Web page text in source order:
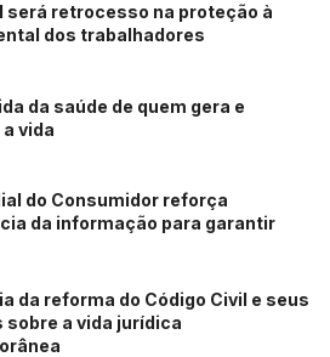
será retrocesso na proteção à
dos trabalhadores
da saúde de quem gera e
vida
do Consumidor reforça
da informação para garantir
da reforma do Código Civil e seus
sobre a vida jurídica